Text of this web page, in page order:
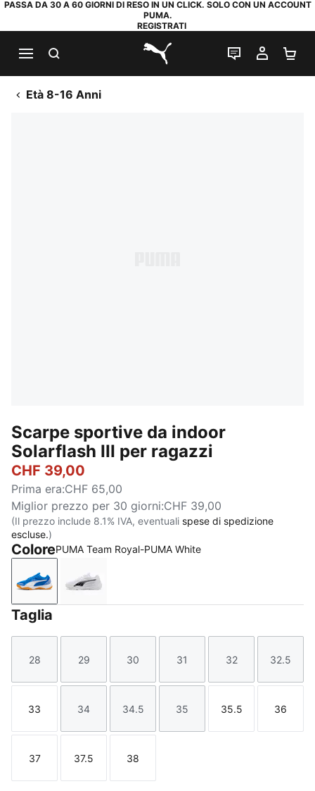
PASSA DA 30 A 60 GIORNI DI RESO IN UN CLICK. SOLO CON UN ACCOUNT
PUMA.
REGISTRATI
PUMA.com
CHAT IL MIO
Età 8-16 Anni
Scarpe sportive da indoor
Solarflash III per ragazzi
CHF 39,00
Prima era:CHF 65,00
Miglior prezzo per 30 giorni:CHF 39,00
(Il prezzo include 8.1% IVA, eventuali spese di spedizione
escluse.)
ColorePUMA Team Royal-PUMA White
PUMA Team Royal-PUMA White
PUMA White-PUMA Black
Taglia
Taglia
28
Taglia
29
Taglia
30
Taglia
31
Taglia
32
Taglia
32.5
Taglia
33
Taglia
34
Taglia
34.5
Taglia
35
Taglia
35.5
Taglia
36
Taglia
37
Taglia
37.5
Taglia
38